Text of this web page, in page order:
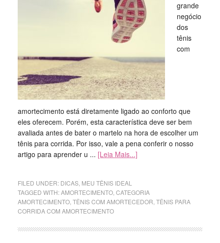
grande
negócio
dos
tênis
com
amortecimento está diretamente ligado ao conforto que
eles oferecem. Porém, esta característica deve ser bem
avaliada antes de bater o martelo na hora de escolher um
tênis para corrida. Por isso, vale a pena conferir o nosso
artigo para aprender u ... [Leia Mais...]
FILED UNDER: DICAS, MEU TÊNIS IDEAL
TAGGED WITH:AMORTECIMENTO, CATEGORIA
AMORTECIMENTO, TÊNIS COM AMORTECEDOR TÊNIS PARA
CORRIDA COM AMORTECIMENTO